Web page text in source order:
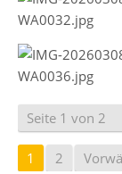
Seite 1 von 2
1 2